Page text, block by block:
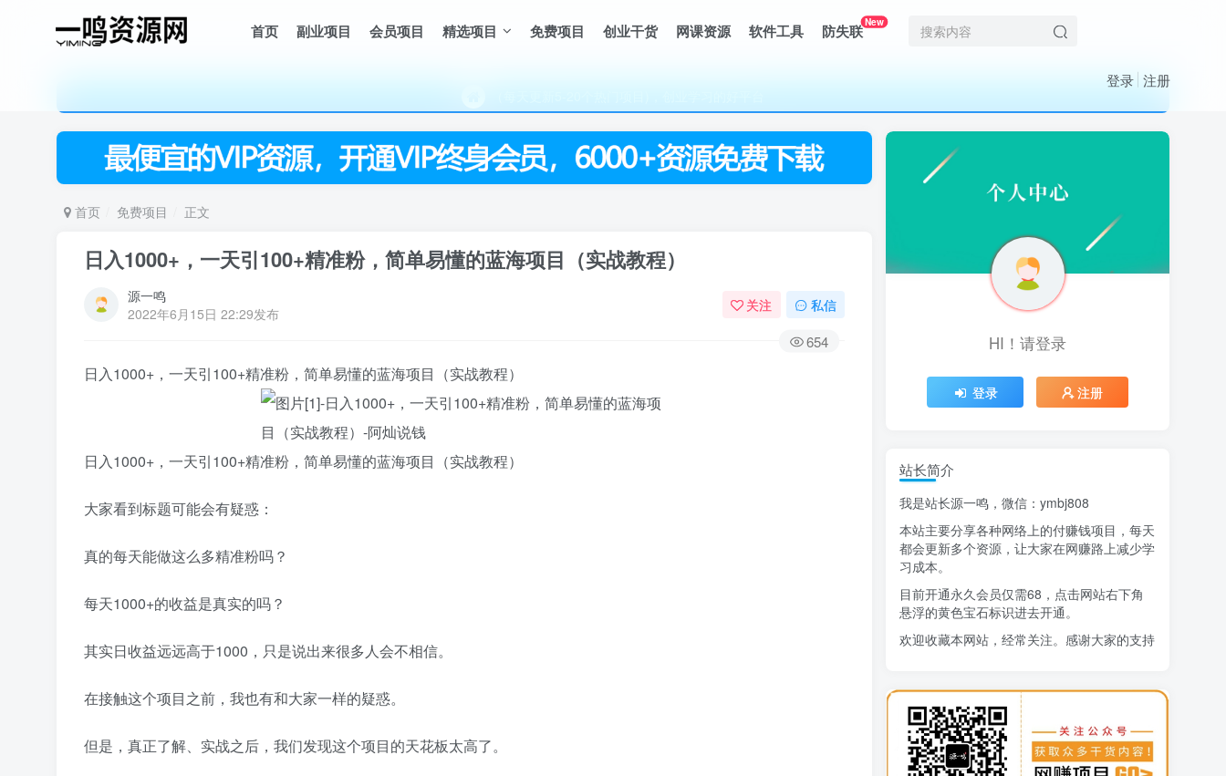
首页 副业项目 会员项目 精选项目 免费项目 创业干货 网课资源 软件工具 防失联New
登录 注册
欢迎访问一鸣资源网，本站汇集数千网创课程和项目
首页 免费项目 正文
日入1000+，一天引100+精准粉，简单易懂的蓝海项目（实战教程）
源一鸣
2022年6月15日 22:29发布
关注 私信
654
日入1000+，一天引100+精准粉，简单易懂的蓝海项目 （实战教程）
日入1000+，一天引100+精准粉，简单易懂的蓝海项目（实战教程）
大家看到标题可能会有疑惑：
真的每天能做这么多精准粉吗？
每天1000+的收益是真实的吗？
其实日收益远远高于1000，只是说出来很多人会不相信。
在接触这个项目之前，我也有和大家一样的疑惑。
但是，真正了解、实战之后，我们发现这个项目的天花板太高了。
HI！请登录
登录 注册
精选项目
1 AI短视频流量变现：APP拉新
2 小红书虚拟电商14天变现训练营
7月万粉技术教程（手动或者配合科技）
4 阿拉丁-小红书虚拟店铺SOP保姆级教程
5 7天学会抖音卖房：从月薪5千到年入百万，新时代房产经纪人必备技能
寻宝之旅课程：搞钱训练营
8 DeepSeek提示词大全
HI！请登录
登录 注册
站长简介
我是站长源一鸣，微信：ymbj808
本站主要分享各种网络上的付赚钱项目，每天
都会更新多个资源，让大家在网赚路上减少学
习成本。
目前开通永久会员仅需68，点击网站右下角
悬浮的黄色宝石标识进去开通。
欢迎收藏本网站，经常关注。感谢大家的支持
生活也美好了！
心情也舒畅了！